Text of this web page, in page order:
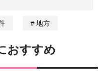
地方
おすすめ